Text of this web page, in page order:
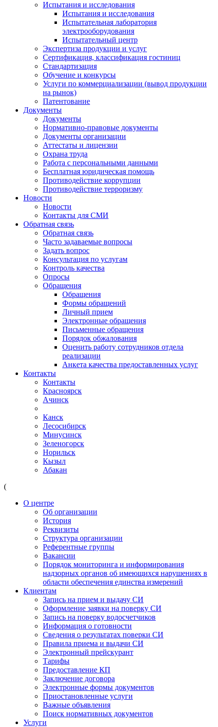
Испытания и исследования
Испытания и исследования
Испытательная лаборатория
электрооборудования
Испытательный центр
Экспертиза продукции и услуг
Сертификация, классификация гостиниц
Стандартизация
Обучение и конкурсы
Услуги по коммерциализации (вывод продукции
на рынок)
Патентование
Документы
Документы
Нормативно-правовые документы
Документы организации
Аттестаты и лицензии
Охрана труда
Работа с персональными данными
Бесплатная юридическая помощь
Противодействие коррупции
Противодействие терроризму
Новости
Новости
Контакты для СМИ
Обратная связь
Обратная связь
Часто задаваемые вопросы
Задать вопрос
Консультация по услугам
Контроль качества
Опросы
Обращения
Обращения
Формы обращений
Личный прием
Электронные обращения
Письменные обращения
Порядок обжалования
Оценить работу сотрудников отдела
реализации
Анкета качества предоставленных услуг
Контакты
Контакты
Красноярск
Ачинск
Канск
Лесосибирск
Минусинск
Зеленогорск
Норильск
Кызыл
Абакан
(
О центре
Об организации
История
Реквизиты
Структура организации
Референтные группы
Вакансии
Порядок мониторинга и информирования
надзорных органов об имеющихся нарушениях в
области обеспечения единства измерений
Клиентам
Запись на прием и выдачу СИ
Оформление заявки на поверку СИ
Запись на поверку водосчетчиков
Информация о готовности
Сведения о результатах поверки СИ
Правила приема и выдачи СИ
Электронный прейскурант
Тарифы
Предоставление КП
Заключение договора
Электронные формы документов
Приостановленные услуги
Важные объявления
Поиск нормативных документов
Услуги